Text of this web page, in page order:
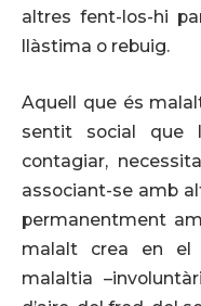
altres fent-los-hi
llàstima o rebuig.
Aquell que és
sentit social que
contagiar,
associant-se amb
permanentment
malalt crea en el
malaltia